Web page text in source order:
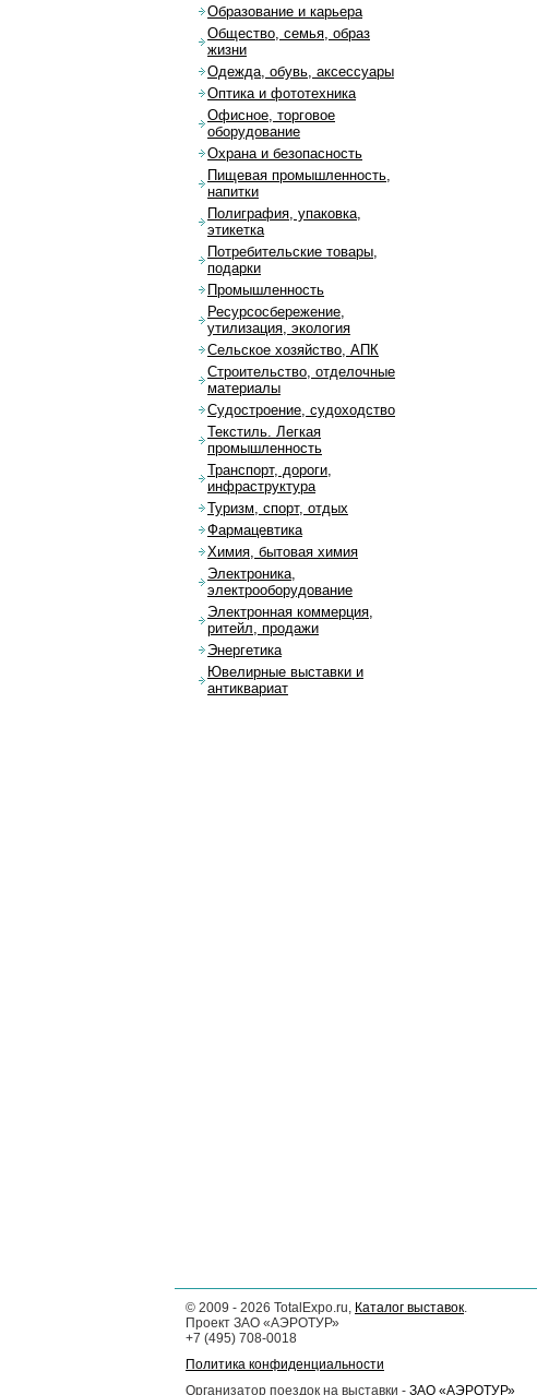
Образование и карьера
Общество, семья, образ
жизни
Одежда, обувь, аксессуары
Оптика и фототехника
Офисное, торговое
оборудование
Охрана и безопасность
Пищевая промышленность,
напитки
Полиграфия, упаковка,
этикетка
Потребительские товары,
подарки
Промышленность
Ресурсосбережение,
утилизация, экология
Сельское хозяйство, АПК
Строительство, отделочные
материалы
Судостроение, судоходство
Текстиль. Легкая
промышленность
Транспорт, дороги,
инфраструктура
Туризм, спорт, отдых
Фармацевтика
Химия, бытовая химия
Электроника,
электрооборудование
Электронная коммерция,
ритейл, продажи
Энергетика
Ювелирные выставки и
антиквариат
© 2009 - 2026 TotalExpo.ru, Каталог выставок.
Проект ЗАО «АЭРОТУР»
+7 (495) 708-0018
Политика конфиденциальности
Организатор поездок на выставки - ЗАО «АЭРОТУР»